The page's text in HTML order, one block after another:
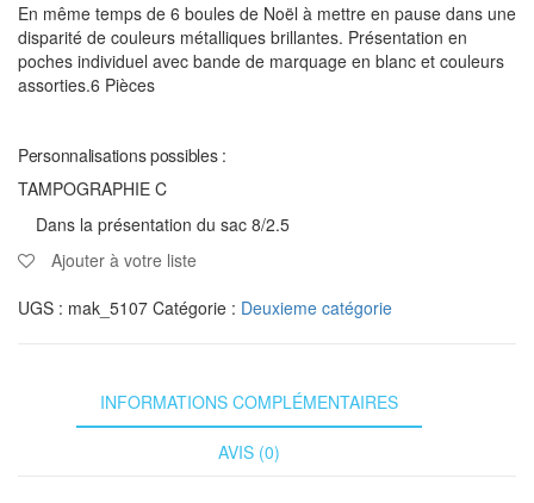
En même temps de 6 boules de Noël à mettre en pause dans une
disparité de couleurs métalliques brillantes. Présentation en
poches individuel avec bande de marquage en blanc et couleurs
assorties.6 Pièces
Personnalisations possibles :
TAMPOGRAPHIE C
Dans la présentation du sac 8/2.5
Ajouter à votre liste
UGS : mak_5107 Catégorie : Deuxieme catégorie
INFORMATIONS COMPLÉMENTAIRES
AVIS (0)